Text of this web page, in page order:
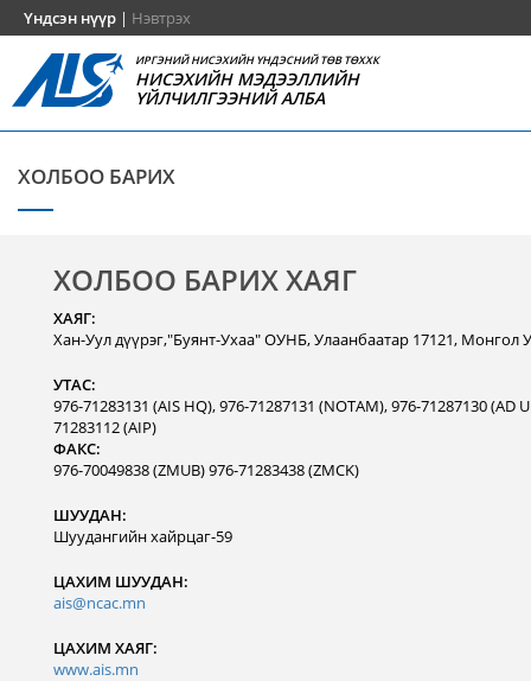
Үндсэн нүүр | Нэвтрэх
ИРГЭНИЙ НИСЭХИЙН ҮНДЭСНИЙ ТӨВ ТӨХХК
НИСЭХИЙН МЭДЭЭЛЛИЙН
ҮЙЛЧИЛГЭЭНИЙ АЛБА
ХОЛБОО БАРИХ
ХОЛБОО БАРИХ ХАЯГ
ХАЯГ:
Хан-Уул дүүрэг,"Буянт-Ухаа" ОУНБ, Улаанбаатар 17121, Монгол
УТАС:
976-71283131 (AIS HQ), 976-71287131 (NOTAM), 976-71287130 (AD
71283112 (AIP)
ФАКС:
976-70049838 (ZMUB) 976-71283438 (ZMCK)
ШУУДАН:
Шуудангийн хайрцаг-59
ЦАХИМ ШУУДАН:
ais@ncac.mn
ЦАХИМ ХАЯГ:
www.ais.mn